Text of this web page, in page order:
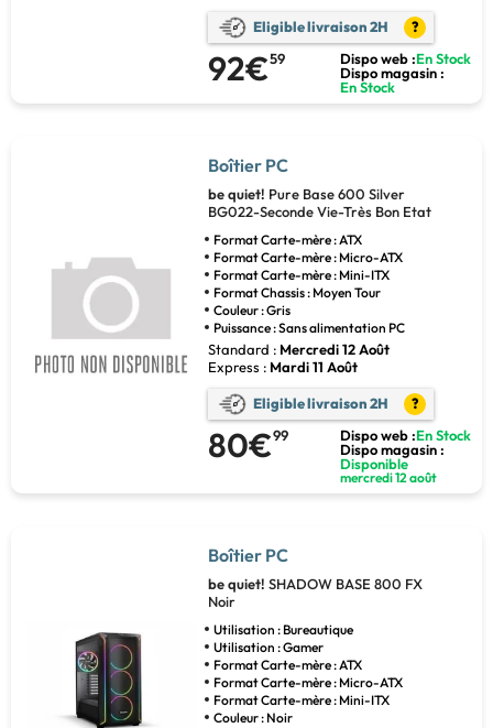
Eligible livraison 2H ?
92€59 Dispo web :En Stock
Dispo magasin :
En Stock
Boîtier PC
be quiet! Pure Base 600 Silver
BG022-Seconde Vie-Très Bon Etat
Format Carte-mère : ATX
Format Carte-mère : Micro-ATX
Format Carte-mère : Mini-ITX
Format Chassis : Moyen Tour
Couleur : Gris
Puissance : Sans alimentation PC
Standard : Mercredi 12 Août
Express : Mardi 11 Août
Eligible livraison 2H ?
80€99 Dispo web :En Stock
Dispo magasin :
Disponible
mercredi 12 août
Boîtier PC
be quiet! SHADOW BASE 800 FX
Noir
Utilisation : Bureautique
Utilisation : Gamer
Format Carte-mère : ATX
Format Carte-mère : Micro-ATX
Format Carte-mère : Mini-ITX
Couleur : Noir